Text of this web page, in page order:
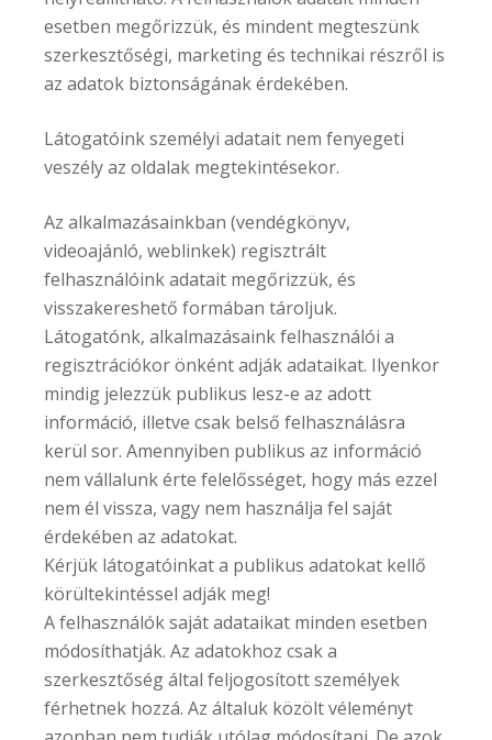
esetben megőrizzük, és mindent megteszünk
szerkesztőségi, marketing és technikai részről is
az adatok biztonságának érdekében.
Látogatóink személyi adatait nem fenyegeti
veszély az oldalak megtekintésekor.
Az alkalmazásainkban (vendégkönyv,
videoajánló, weblinkek) regisztrált
felhasználóink adatait megőrizzük, és
visszakereshető formában tároljuk.
Látogatónk, alkalmazásaink felhasználói a
regisztrációkor önként adják adataikat. Ilyenkor
mindig jelezzük publikus lesz-e az adott
információ, illetve csak belső felhasználásra
kerül sor. Amennyiben publikus az információ
nem vállalunk érte felelősséget, hogy más ezzel
nem él vissza, vagy nem használja fel saját
érdekében az adatokat.
Kérjük látogatóinkat a publikus adatokat kellő
körültekintéssel adják meg!
A felhasználók saját adataikat minden esetben
módosíthatják. Az adatokhoz csak a
szerkesztőség által feljogosított személyek
férhetnek hozzá. Az általuk közölt véleményt